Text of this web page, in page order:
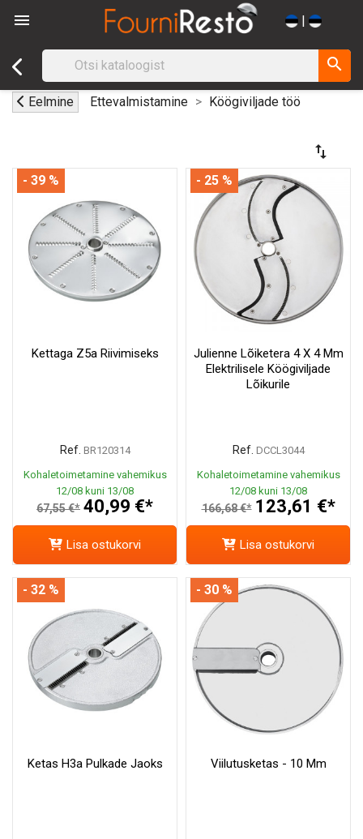
 |
search
Eelmine Ettevalmistamine Köögiviljade töö
swap_vert
Kettaga Z5a Riivimiseks
Ref. BR120314
Kohaletoimetamine vahemikus
12/08 kuni 13/08
67,55 €* 40,99 €*
- 39 %
Lisa ostukorvi
Julienne Lõiketera 4 X 4 Mm
Elektrilisele Köögiviljade
Lõikurile
Ref. DCCL3044
Kohaletoimetamine vahemikus
12/08 kuni 13/08
166,68 €* 123,61 €*
- 25 %
Lisa ostukorvi
Ketas H3a Pulkade Jaoks
- 32 %
Viilutusketas - 10 Mm
- 30 %